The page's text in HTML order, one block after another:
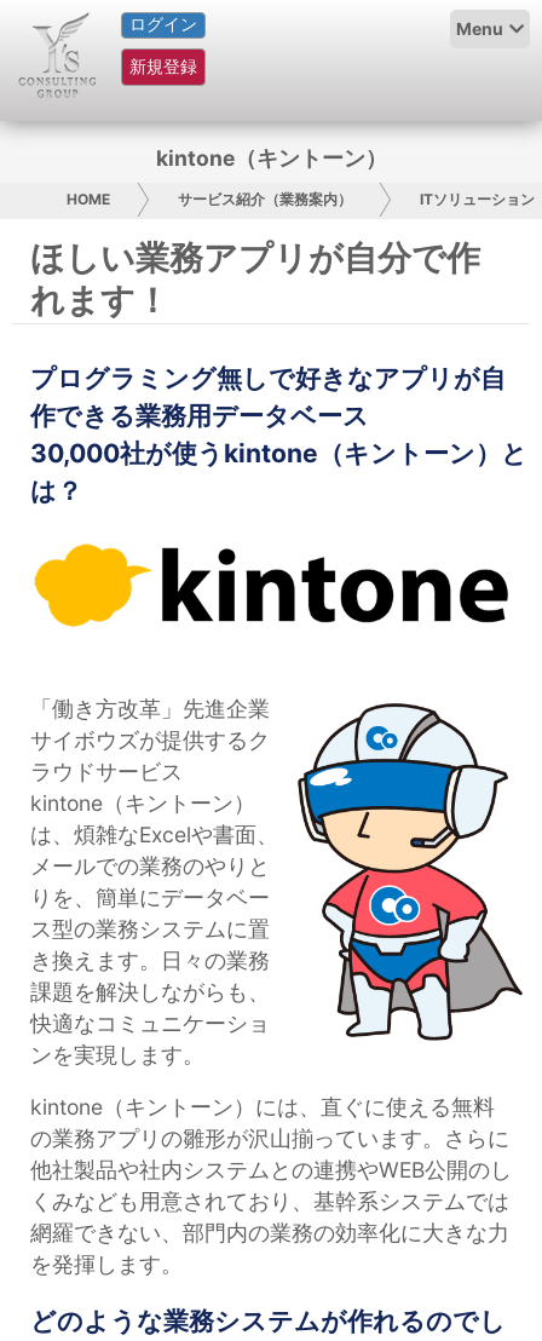
ログイン
新規登録
Menu
HOME
サービス紹介
グループ概要
採用情報
お問い合わせ
日本人にPR
コンサルティング
リサーチ
セミナー
経済ニュース
ＩＴ
飲食店情報
kintone（キントーン）
HOME サービス紹介（業務案内） ITソリューション
ほしい業務アプリが自分で作
れます！
プログラミング無しで好きなアプリが自
作できる業務用データベース
30,000社が使うkintone（キントーン）と
は？
「働き方改革」先進企業
サイボウズが提供するク
ラウドサービス
kintone（キントーン）
は、煩雑なExcelや書面、
メールでの業務のやりと
りを、簡単にデータベー
ス型の業務システムに置
き換えます。日々の業務
課題を解決しながらも、
快適なコミュニケーショ
ンを実現します。
kintone（キントーン）には、直ぐに使える無料
の業務アプリの雛形が沢山揃っています。さらに
他社製品や社内システムとの連携やWEB公開のし
くみなども用意されており、基幹系システムでは
網羅できない、部門内の業務の効率化に大きな力
を発揮します。
どのような業務システムが作れるのでし